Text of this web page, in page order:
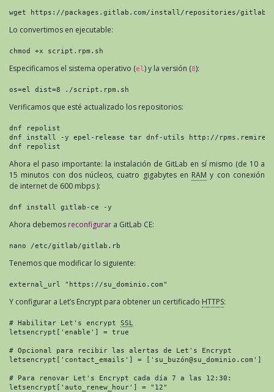
wget https://packages.gitlab.com/install/repositories/gitlab/
Lo convertimos en ejecutable:
chmod +x script.rpm.sh
Especificamos el sistema operativo (el ) y la versión (8):
os=el dist=8 ./script.rpm.sh
Verificamos que esté actualizado los repositorios:
dnf repolist
dnf install -y epel-release tar dnf-utils http://
dnf repolist
Ahora el paso importante: la instalación de GitLab en sí mismo (de 10 a
15 minutos con dos núcleos, cuatro gigabytes en RAM y con conexión
de internet de 600 mbps ):
dnf install gitlab-ce -y
Ahora debemos reconfigurar a GitLab CE:
nano /etc/gitlab/gitlab.rb
Tenemos que modificar lo siguiente:
external_url "https://su_dominio.com"
Y configurar a Let’s Encrypt para obtener un certificado HTTPS:
# Habilitar Let's encrypt SSL
letsencrypt['enable'] = true
# Opcional para recibir las alertas de Let's Encrypt
letsencrypt['contact_emails'] = ['su_buzón@su_dominio.com']
# Para renovar Let's Encrypt cada día 7 a las 12:30:
letsencrypt['auto_renew_hour'] = "12"